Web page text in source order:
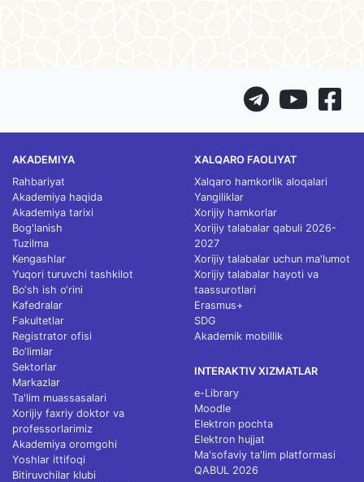
AKADEMIYA
Rahbariyat
Akademiya haqida
Akademiya tarixi
Bog'lanish
Tuzilma
Kengashlar
Yuqori turuvchi tashkilot
Bo‘sh ish o‘rini
Kafedralar
Fakultetlar
Registrator ofisi
Bo‘limlar
Sektorlar
Markazlar
Ta'lim muassasalari
Xorijiy faxriy doktor va
professorlarimiz
Akademiya oromgohi
Yoshlar ittifoqi
Bitiruvchilar klubi
XALQARO FAOLIYAT
Xalqaro hamkorlik aloqalari
Yangiliklar
Xorijiy hamkorlar
Xorijiy talabalar qabuli 2026-
2027
Xorijiy talabalar uchun ma'lumot
Xorijiy talabalar hayoti va
taassurotlari
Erasmus+
SDG
Akademik mobillik
INTERAKTIV XIZMATLAR
e-Library
Moodle
Elektron pochta
Elektron hujjat
Ma'sofaviy ta'lim platformasi
QABUL 2026